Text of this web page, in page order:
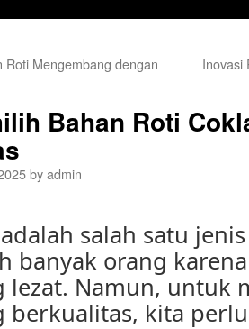
Mengembang dengan
Inovasi
Bahan Roti
byadmin
salah satu
banyak orang
lezat. Namun, untuk
berkualitas, kita